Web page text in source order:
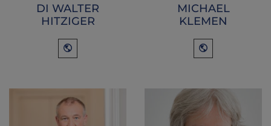
DI WALTER
HITZIGER
MICHAEL
KLEMEN